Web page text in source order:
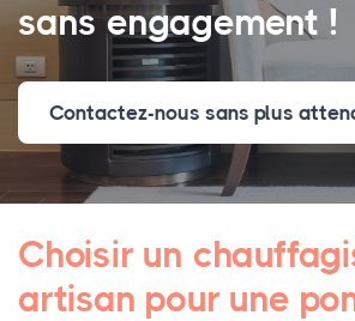
sans engagement !
Contactez-nous sans plus
Choisir un
artisan pour une